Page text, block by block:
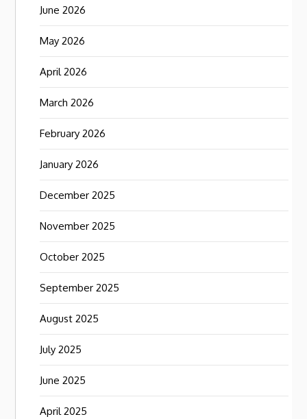
June 2026
May 2026
April 2026
March 2026
February 2026
January 2026
December 2025
November 2025
October 2025
September 2025
August 2025
July 2025
June 2025
April 2025